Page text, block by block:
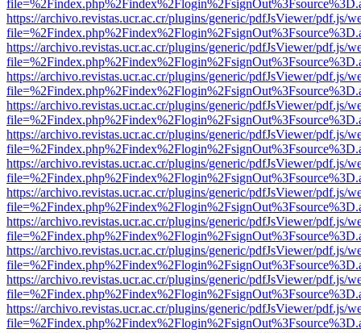
https://archivo.revistas.ucr.ac.cr/plugins/generic/pdfJsViewer/pdf.js/
https://archivo.revistas.ucr.ac.cr/plugins/generic/pdfJsViewer/pdf.js/
https://archivo.revistas.ucr.ac.cr/plugins/generic/pdfJsViewer/pdf.js/
https://archivo.revistas.ucr.ac.cr/plugins/generic/pdfJsViewer/pdf.js/
https://archivo.revistas.ucr.ac.cr/plugins/generic/pdfJsViewer/pdf.js/
https://archivo.revistas.ucr.ac.cr/plugins/generic/pdfJsViewer/pdf.js/
https://archivo.revistas.ucr.ac.cr/plugins/generic/pdfJsViewer/pdf.js/
https://archivo.revistas.ucr.ac.cr/plugins/generic/pdfJsViewer/pdf.js/
https://archivo.revistas.ucr.ac.cr/plugins/generic/pdfJsViewer/pdf.js/
https://archivo.revistas.ucr.ac.cr/plugins/generic/pdfJsViewer/pdf.js/
https://archivo.revistas.ucr.ac.cr/plugins/generic/pdfJsViewer/pdf.js/